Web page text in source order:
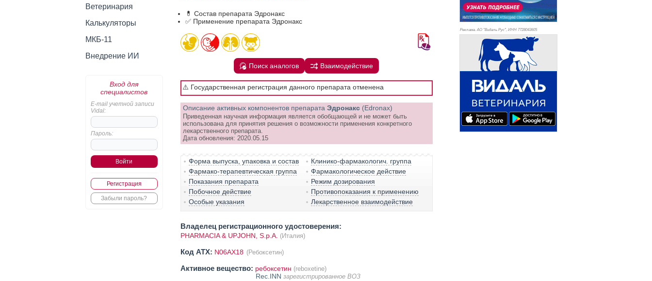
Ветеринария
Калькуляторы
МКБ-11
Внедрение ИИ
Вход для
специалистов
E-mail учетной записи
Vidal:
Пароль:
Регистрация
Забыли пароль?
💊 Состав препарата Эдронакс
✅ Применение препарата Эдронакс
Поиск аналогов Взаимодействие
⚠️ Государственная регистрация данного препарата отменена
Описание активных компонентов препарата Эдронакс (Edronax)
Приведенная научная информация является обобщающей и не может быть
использована для принятия решения о возможности применения конкретного
лекарственного препарата.
Дата обновления: 2020.05.15
Форма выпуска, упаковка и состав
Клинико-фармакологич. группа
Фармако-терапевтическая группа
Фармакологическое действие
Показания препарата
Режим дозирования
Побочное действие
Противопоказания к применению
Особые указания
Лекарственное взаимодействие
Владелец регистрационного удостоверения:
PHARMACIA & UPJOHN, S.p.A. (Италия)
Код ATX: N06AX18 (Ребоксетин)
Активное вещество: ребоксетин (reboxetine)
Rec.INN зарегистрированное ВОЗ
Реклама. АО "Видаль Рус", ИНН 7728043605